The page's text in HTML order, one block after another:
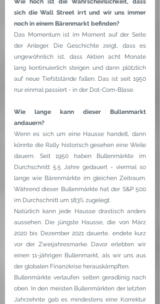
Wie hoch ist die Wahrscheinlichkeit, dass
sich die Wall Street irrt und wir uns immer
noch in einem Bärenmarkt befinden?
Das Momentum ist im Moment auf der Seite
der Anleger. Die Geschichte zeigt, dass es
ungewöhnlich ist, dass Aktien acht Monate
lang kontinuierlich steigen und dann plötzlich
auf neue Tiefststände fallen. Das ist seit 1950
nur einmal passiert - in der Dot-Com-Blase.
Wie lange kann dieser Bullenmarkt
andauern?
Wenn es sich um eine Hausse handelt, dann
könnte die Rally historisch gesehen eine Weile
dauern. Seit 1950 haben Bullenmärkte im
Durchschnitt 5.5 Jahre gedauert - viermal so
lange wie Bärenmärkte im gleichen Zeitraum.
Während dieser Bullenmärkte hat der S&P 500
im Durchschnitt um 183% zugelegt.
Natürlich kann jede Hausse drastisch anders
aussehen. Die jüngste Hausse, die von März
2020 bis Dezember 2021 dauerte, endete kurz
vor der Zweijahresmarke. Davor erlebten wir
einen 11-jährigen Bullenmarkt, als wir uns aus
der globalen Finanzkrise herauskämpften.
Bullenmärkte verlaufen selten geradlinig nach
oben. In den meisten Bullenmärkten der letzten
Jahrzehnte gab es mindestens eine Korrektur